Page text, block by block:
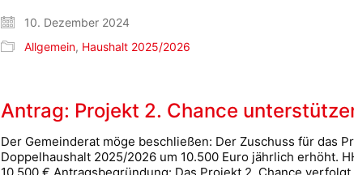
10. Dezember 2024
Allgemein, Haushalt 2025/2026
Antrag: Projekt 2. Chance
Der Gemeinderat möge beschließen: Der Zuschuss für das
Doppelhaushalt 2025/2026 um 10.500 Euro jährlich erhöht.
10.500 € Antragsbegründung: Das Projekt 2. Chance